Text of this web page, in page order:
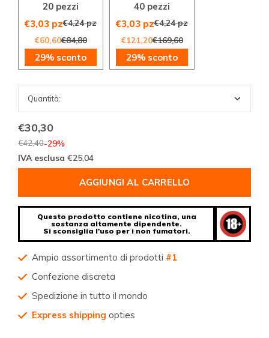
20 pezzi
€3,03 pz€4,24 pz
€60,60€84,80
29% sconto
40 pezzi
€3,03 pz€4,24 pz
€121,20€169,60
29% sconto
€30,30
€42,40-29%
IVA esclusa €25,04
AGGIUNGI AL CARRELLO
Questo prodotto contiene nicotina, una
sostanza altamente dipendente.
Si sconsiglia l'uso per i non fumatori.
Ampio assortimento di prodotti #1
Confezione discreta
Spedizione in tutto il mondo
Express shipping opties